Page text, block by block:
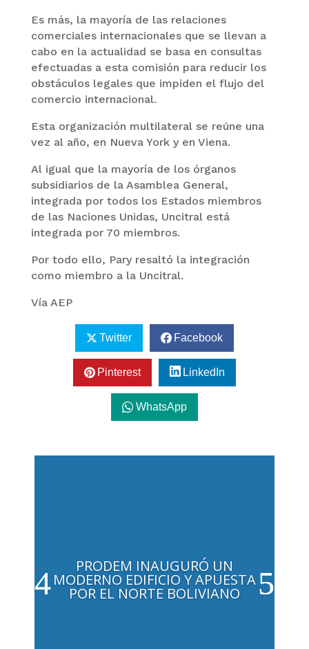
Es más, la mayoría de las relaciones
comerciales internacionales que se llevan a
cabo en la actualidad se basa en consultas
efectuadas a esta comisión para reducir los
obstáculos legales que impiden el flujo del
comercio internacional.
Esta organización multilateral se reúne una
vez al año, en Nueva York y en Viena.
Al igual que la mayoría de los órganos
subsidiarios de la Asamblea General,
integrada por todos los Estados miembros
de las Naciones Unidas, Uncitral está
integrada por 70 miembros.
Por todo ello, Pary resaltó la integración
como miembro a la Uncitral.
Vía AEP
Twitter Facebook
Pinterest LinkedIn
WhatsApp
PRODEM INAUGURÓ UN
MODERNO EDIFICIO Y APUESTA
POR EL NORTE BOLIVIANO